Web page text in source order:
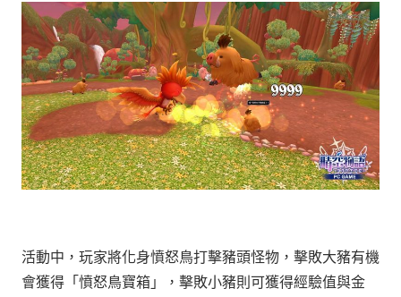
活動中，玩家將化身憤怒鳥打擊豬頭怪物，擊敗大豬有機
會獲得「憤怒鳥寶箱」，擊敗小豬則可獲得經驗值與金